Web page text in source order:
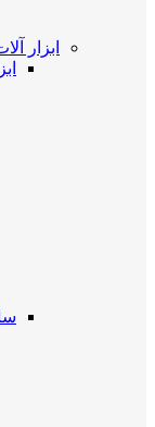
ابزار